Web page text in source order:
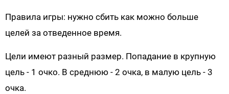
Правила игры: нужно сбить как можно больше
целей за отведенное время.
Цели имеют разный размер. Попадание в крупную
цель - 1 очко. В среднюю - 2 очка, в малую цель - 3
очка.